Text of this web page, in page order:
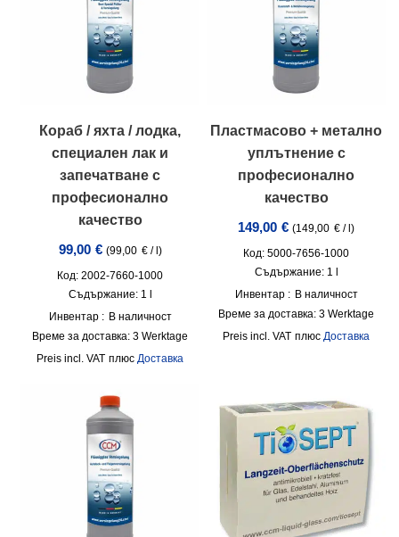
Кораб / яхта / лодка,
специален лак и
запечатване с
професионално
качество
99,00 € (99,00 €/ )
Код: 2002-7660-1000
Съдържание: 1
Инвентар : В наличност
Време за доставка: 3 Werktage
incl. VAT плюс Доставка
Пластмасово + метално
уплътнение с
професионално
качество
149,00 € (149,00 € / )
Код: 5000-7656-1000
Съдържание: 1
Инвентар : В наличност
Време за доставка: 3 Werktage
incl. VAT плюс Доставка